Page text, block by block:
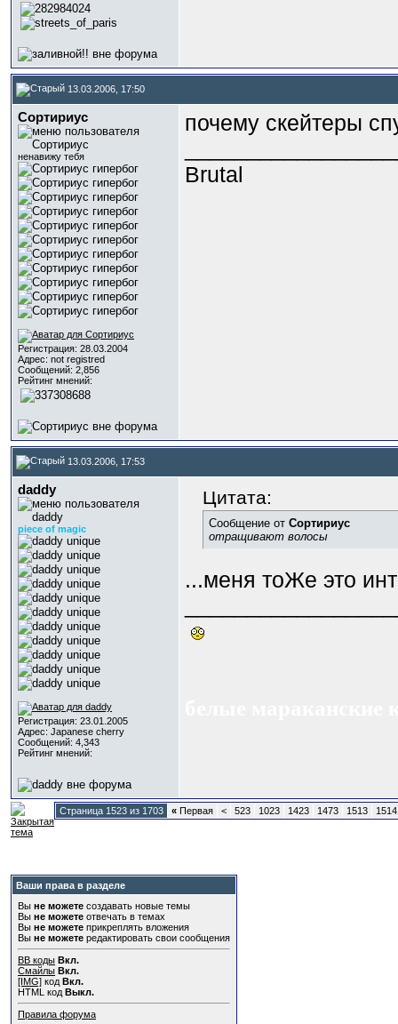
13.03.2006, 17:50
Сортириус
ненавижу тебя
Регистрация: 28.03.2004
Адрес: not registred
Сообщений: 2,856
Рейтинг мнений:
почему скейтеры
Brutal
13.03.2006, 17:53
daddy
piece of magic
Регистрация: 23.01.2005
Адрес: Japanese cherry
Сообщений: 4,343
Рейтинг мнений:
Цитата:
Сообщение от Сортириус
отращивают волосы
...меня тоЖе это
Страница 1523 из 1703 « Первая < 523 1023 1423 1473 1513 1514
Ваши права в разделе
Вы не можете создавать новые темы
Вы не можете отвечать в темах
Вы не можете прикреплять вложения
Вы не можете редактировать свои сообщения
BB коды Вкл.
Смайлы Вкл.
[IMG] код Вкл.
HTML код Выкл.
Правила форума